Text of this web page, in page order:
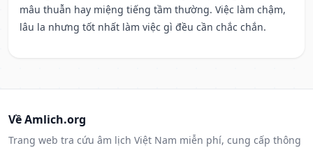
mâu thuẫn hay miệng tiếng tầm thường. Việc làm chậm,
lâu la nhưng tốt nhất làm việc gì đều cần chắc chắn.
Về Amlich.org
Trang web tra cứu âm lịch Việt Nam miễn phí, cung cấp thông